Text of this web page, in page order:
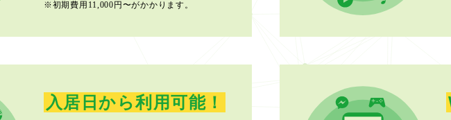
※初期費用11,000円〜がかかります。
入居日から利用可能！